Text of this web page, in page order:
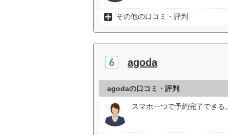
その他の口コミ・評判
agoda
agodaの口コミ・評判
スマホ一つで予約完了できる